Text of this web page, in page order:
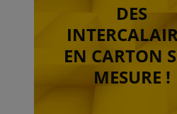
DES
EN CARTON
MESURE !